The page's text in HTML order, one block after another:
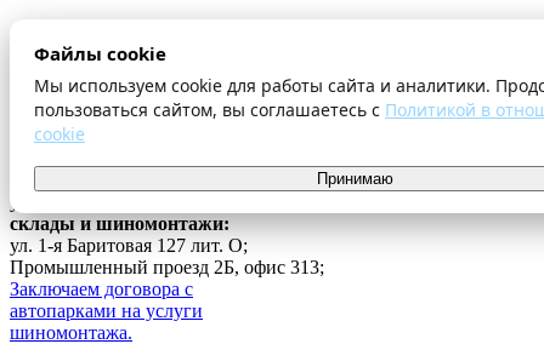
Файлы cookie
Мы используем cookie для работы сайта и аналитики.
пользоваться сайтом, вы соглашаетесь с Политикой в
cookie
Принимаю
Оплата и доставка
Шиномонтаж
Контакты
...
ул. Ферганская 16, офис 209;
склады и шиномонтажи:
ул. 1-я Баритовая 127 лит. О;
Промышленный проезд 2Б, офис 313;
Заключаем договора с
автопарками на услуги
шиномонтажа.